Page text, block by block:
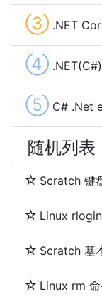
③ .NET
④ .NET(C#)
⑤ C# .Net
随机列表
Scratch 键
Linux
Scratch 基
Linux rm